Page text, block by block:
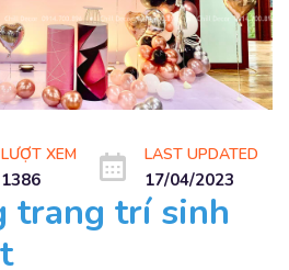
LƯỢT XEM
1386
LAST UPDATED
17/04/2023
trang trí sinh